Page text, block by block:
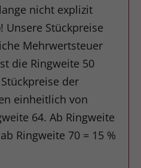
nicht explizit
Unsere Stückpreise
Mehrwertsteuer
die Ringweite 50
der
einheitlich von
64. Ab Ringweite
Ringweite 70 = 15 %